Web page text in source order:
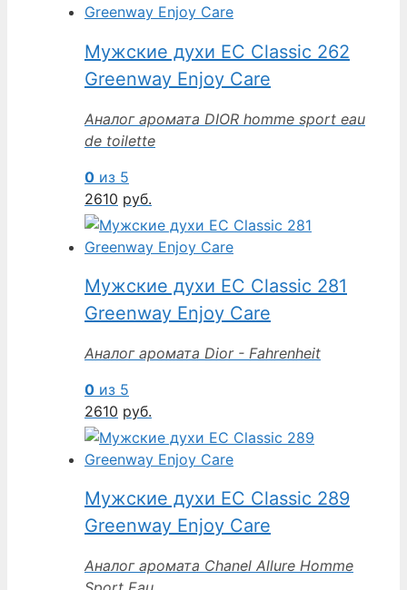
Мужские духи EC Classic 262
Greenway Enjoy Care
Аналог аромата DIOR homme sport eau
de toilette
0 из 5
2610 руб.
Мужские духи EC Classic 281
Greenway Enjoy Care
Аналог аромата Dior - Fahrenheit
0 из 5
2610 руб.
Мужские духи EC Classic 289
Greenway Enjoy Care
Аналог аромата Chanel Allure Homme